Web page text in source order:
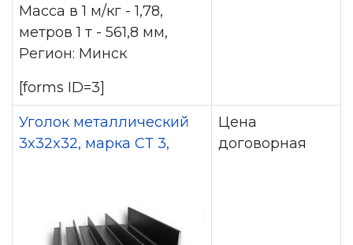
Масса в 1 м/кг - 1,78,
метров 1 т - 561,8 мм,
Регион: Минск
[forms ID=3]
Уголок металлический
3x32x32, марка СТ 3,
Цена
договорная